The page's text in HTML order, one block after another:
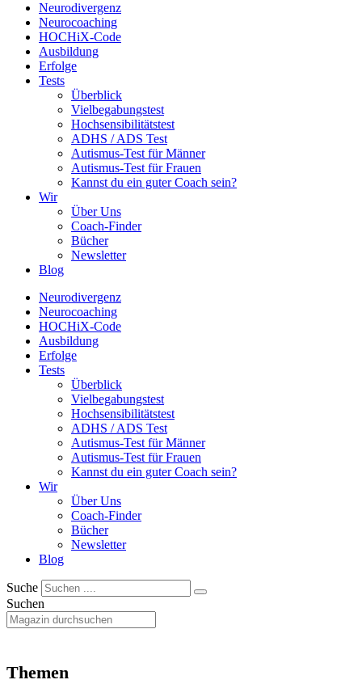
Neurodivergenz
Neurocoaching
HOCHiX-Code
Ausbildung
Erfolge
Tests
Überblick
Vielbegabungstest
Hochsensibilitätstest
ADHS / ADS Test
Autismus-Test für Männer
Autismus-Test für Frauen
Kannst du ein guter Coach sein?
Wir
Über Uns
Coach-Finder
Bücher
Newsletter
Blog
Neurodivergenz
Neurocoaching
HOCHiX-Code
Ausbildung
Erfolge
Tests
Überblick
Vielbegabungstest
Hochsensibilitätstest
ADHS / ADS Test
Autismus-Test für Männer
Autismus-Test für Frauen
Kannst du ein guter Coach sein?
Wir
Über Uns
Coach-Finder
Bücher
Newsletter
Blog
Suche
Suchen
Themen